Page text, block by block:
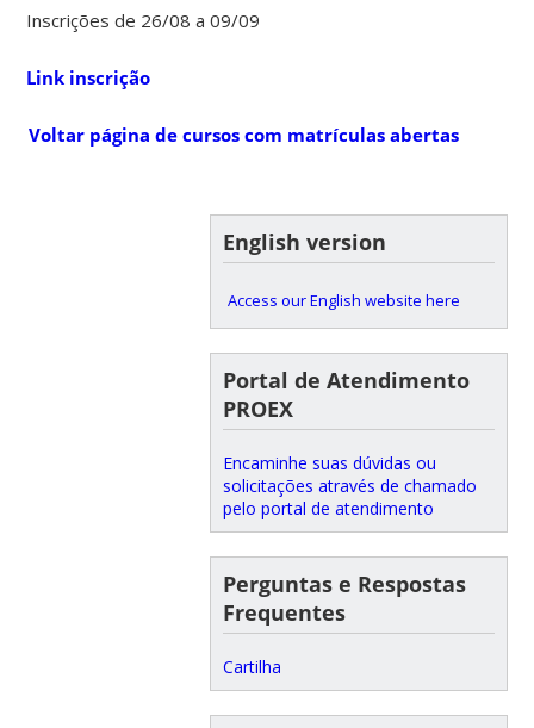
Inscrições de 26/08 a 09/09
Link inscrição
Voltar página de cursos com matrículas abertas
English version
Access our English website here
Portal de Atendimento
PROEX
Encaminhe suas dúvidas ou
solicitações através de chamado
pelo portal de atendimento
Perguntas e Respostas
Frequentes
Cartilha